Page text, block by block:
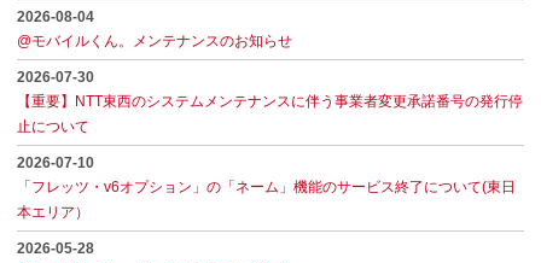
2026-08-04
@モバイルくん。メンテナンスのお知らせ
2026-07-30
【重要】NTT東西のシステムメンテナンスに伴う事業者変更承諾番号の発行停
止について
2026-07-10
「フレッツ・v6オプション」の「ネーム」機能のサービス終了について(東日
本エリア）
2026-05-28